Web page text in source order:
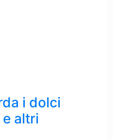
i dolci
altri